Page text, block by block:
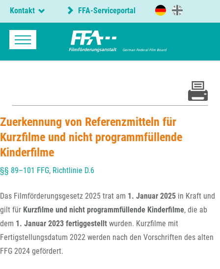
Kontakt FFA-Serviceportal
Zuerkennung von Referenzmitteln für
Kurzfilme und nicht programmfüllende
Kinderfilme
§§ 89–101 FFG, Richtlinie D.6
Das Filmförderungsgesetz 2025 trat am 1. Januar 2025 in Kraft und
gilt für Kurzfilme und nicht programmfüllende Kinderfilme, die ab
dem 1. Januar 2023 fertiggestellt wurden. Kurzfilme mit
Fertigstellungsdatum 2022 werden nach den Vorschriften des alten
FFG 2024 gefördert.